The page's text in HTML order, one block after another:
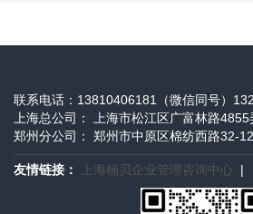
联系电话：13810406181（微信同号）
上海总公司： 上海市松江区广富林路
郑州分公司： 郑州市中原区棉纺西路32-
友情链接： 上海楠贝企业管理咨询中心 |